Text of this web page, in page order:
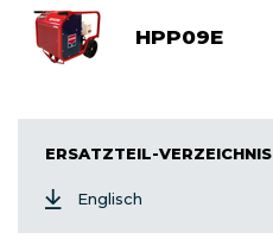
HPP09E
ERSATZTEIL-VERZEICHNIS
Englisch